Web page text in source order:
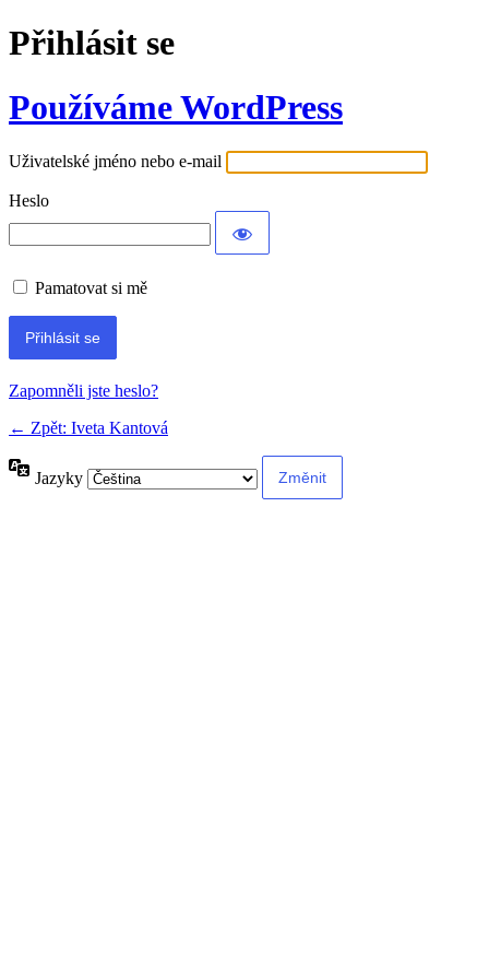
Přihlásit se
Používáme WordPress
Uživatelské jméno nebo e-mail
Heslo
Pamatovat si mě
Zapomněli jste heslo?
← Zpět: Iveta Kantová
Jazyky